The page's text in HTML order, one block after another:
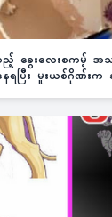
ည့် ခွေးလေးစကမ့် အ
နေရပြီး မူးယစ်ဂိုဏ်း